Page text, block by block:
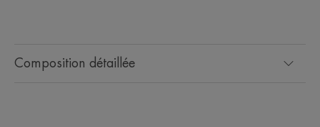
Senteur du contenu
Composition détaillée